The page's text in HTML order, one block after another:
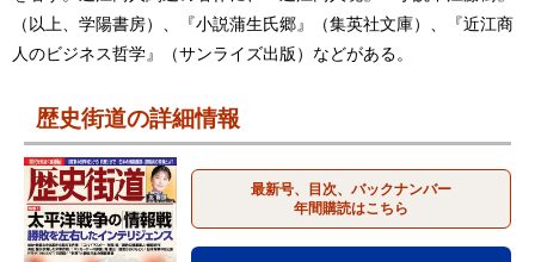
（以上、学陽書房）、『小説蒲生氏郷』（集英社文庫）、『近江商
人のビジネス哲学』（サンライズ出版）などがある。
歴史街道の詳細情報
最新号、目次、バックナンバー
年間購読はこちら